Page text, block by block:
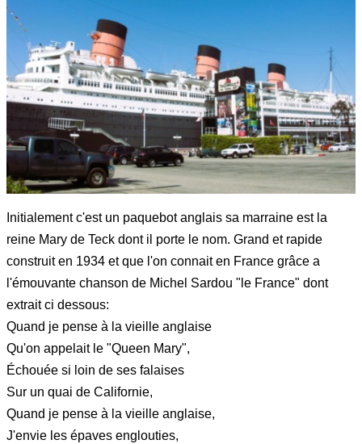
Initialement c'est un paquebot anglais sa marraine est la
reine Mary de Teck dont il porte le nom. Grand et rapide
construit en 1934 et que l'on connait en France grâce a
l'émouvante chanson de Michel Sardou "le France" dont
extrait ci dessous:
Quand je pense à la vieille anglaise
Qu'on appelait le "Queen Mary",
Échouée si loin de ses falaises
Sur un quai de Californie,
Quand je pense à la vieille anglaise,
J'envie les épaves englouties,